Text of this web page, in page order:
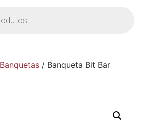
Banquetas / Banqueta Bit Bar